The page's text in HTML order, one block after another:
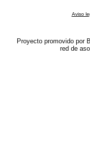
Aviso
Proyecto promovido por
red de